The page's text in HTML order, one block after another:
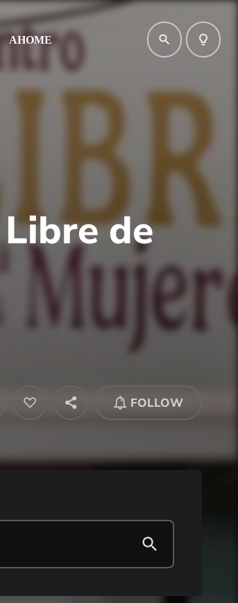
AHOME search lightbulb_outline
de
FOLLOW